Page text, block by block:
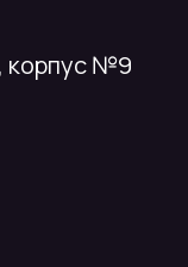
корпус №9